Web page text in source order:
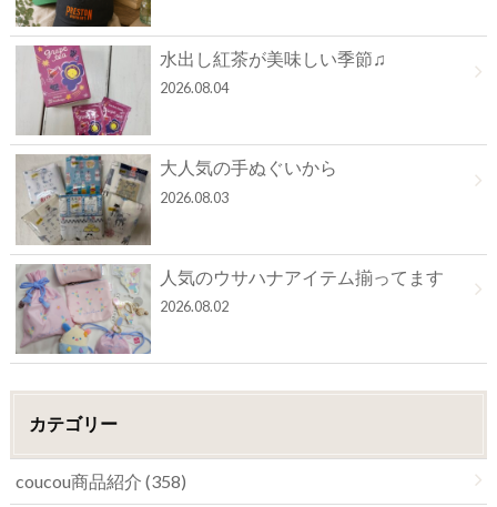
水出し紅茶が美味しい季節♫
2026.08.04
大人気の手ぬぐいから
2026.08.03
人気のウサハナアイテム揃ってます
2026.08.02
カテゴリー
coucou商品紹介 (358)